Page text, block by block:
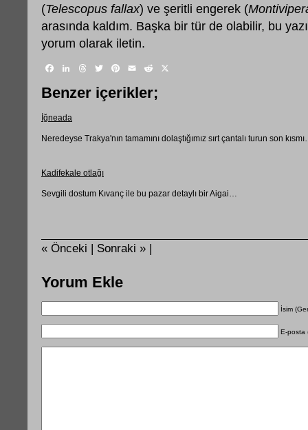
(Telescopus fallax) ve şeritli engerek (
arasında kaldım. Başka bir tür de olabilir, bu
yorum olarak iletin.
Facebook
LinkedIn
Threads
TwitterPinterest
EmailReddit
Benzer içerikler;
İğneada
Neredeyse Trakya'nın tamamını dolaştığımız sırt çantalı turun son
Kadifekale otlağı
Sevgili dostum Kıvanç ile bu pazar detaylı bir Aigai…
« Önceki | Sonraki » |
Yorum Ekle
İsim
E-posta